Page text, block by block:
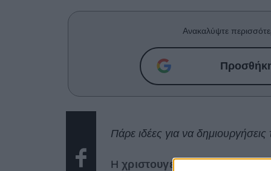
Ανακαλύψτε
Πάρε ιδέες για να
Ηχριστουγεννιάτικη